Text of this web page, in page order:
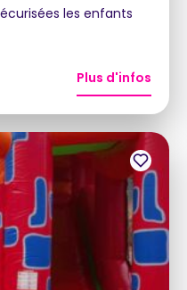
les enfants
Plus d'infos